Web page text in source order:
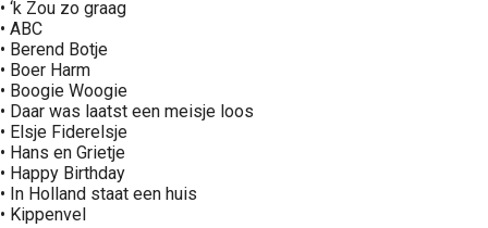
• ‘k Zou zo graag
• ABC
• Berend Botje
• Boer Harm
• Boogie Woogie
• Daar was laatst een meisje loos
• Elsje Fiderelsje
• Hans en Grietje
• Happy Birthday
• In Holland staat een huis
• Kippenvel